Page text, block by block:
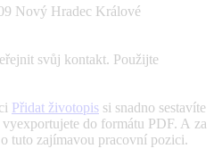
Nový Hradec Králové
svůj kontakt. Použijte
Přidat životopis si snadno sestavíte
do formátu PDF. A za
tuto zajímavou pracovní pozici.